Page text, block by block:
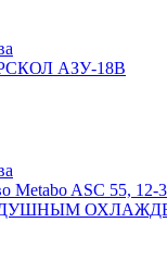
АЗУ-18В
Metabo ASC 55,